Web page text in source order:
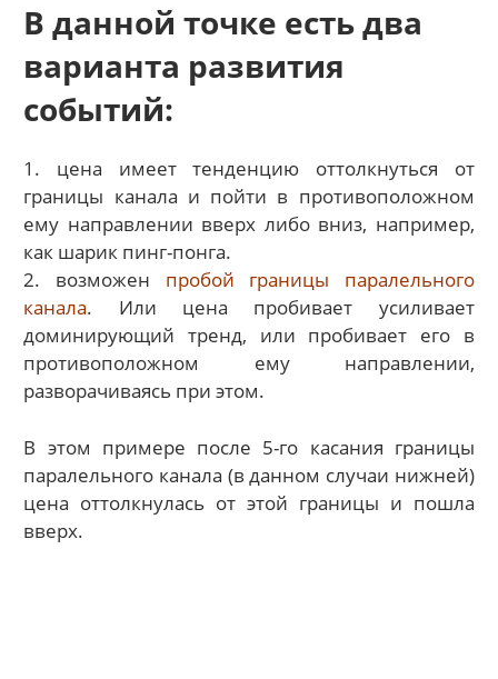
В данной точке есть два
варианта развития
событий:
1. цена имеет тенденцию оттолкнуться от
границы канала и пойти в противоположном
ему направлении вверх либо вниз, например,
как шарик пинг-понга.
2. возможен пробой границы паралельного
канала. Или цена пробивает усиливает
доминирующий тренд, или пробивает его в
противоположном ему направлении,
разворачиваясь при этом.
В этом примере после 5-го касания границы
паралельного канала (в данном случаи нижней)
цена оттолкнулась от этой границы и пошла
вверх.